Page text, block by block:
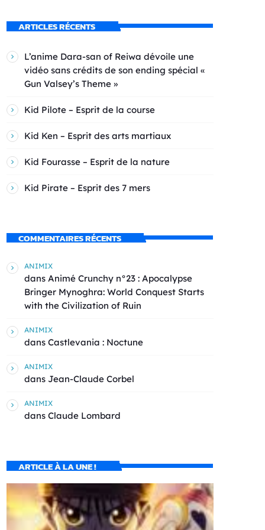
ARTICLES RÉCENTS
L’anime Dara-san of Reiwa dévoile une
vidéo sans crédits de son ending spécial «
Gun Valsey’s Theme »
Kid Pilote – Esprit de la course
Kid Ken – Esprit des arts martiaux
Kid Fourasse – Esprit de la nature
Kid Pirate – Esprit des 7 mers
COMMENTAIRES RÉCENTS
ANIMIX
dans Animé Crunchy n°23 : Apocalypse
Bringer Mynoghra: World Conquest Starts
with the Civilization of Ruin
ANIMIX
dans Castlevania : Noctune
ANIMIX
dans Jean-Claude Corbel
ANIMIX
dans Claude Lombard
ARTICLE À LA UNE !